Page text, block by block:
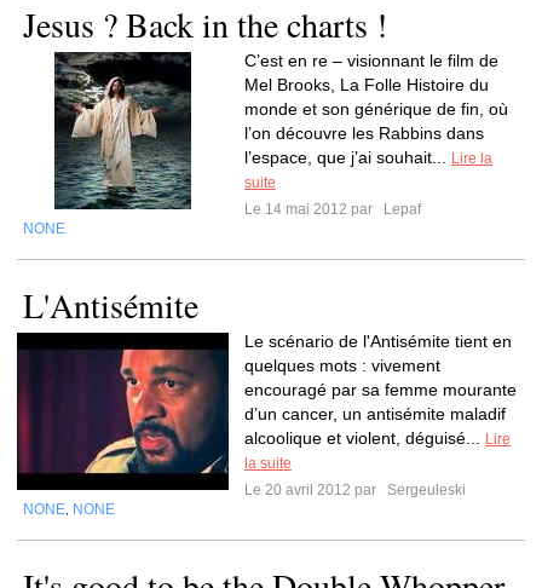
Jesus ? Back in the charts !
C’est en re – visionnant le film de
Mel Brooks, La Folle Histoire du
monde et son générique de fin, où
l’on découvre les Rabbins dans
l’espace, que j’ai souhait...
Lire la
suite
Le 14 mai 2012 par
Lepaf
NONE
L'Antisémite
Le scénario de l'Antisémite tient en
quelques mots : vivement
encouragé par sa femme mourante
d’un cancer, un antisémite maladif
alcoolique et violent, déguisé...
Lire
la suite
Le 20 avril 2012 par
Sergeuleski
NONE NONE